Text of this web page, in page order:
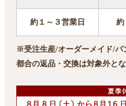
約１～３営業日 約
※受注生産/オーダーメイド/パ
都合の返品・交換は対象外とな